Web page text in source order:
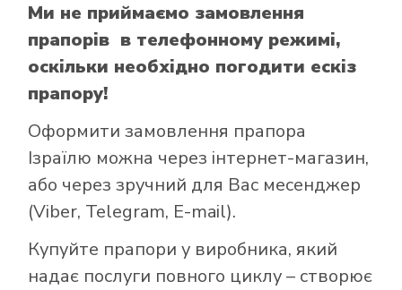
Ми не приймаємо замовлення
прапорів в телефонному режимі,
оскільки необхідно погодити ескіз
прапору!
Оформити замовлення прапора
Ізраїлю можна через інтернет-магазин,
або через зручний для Вас месенджер
(Viber, Telegram, E-mail).
Купуйте прапори у виробника, який
надає послуги повного циклу – створює